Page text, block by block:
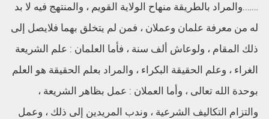
…….والمراد بالطريقة منهاح الولاية القويم ، والمنتهج فيه لا بد
له من معرفة علمان وعملان ، فمن لم يتخلق بهما فلايصل إلى
ذلك المقام ، ولوعاش ألف سنة ، فأما العلمان : علم الشريعة
الغراء ، وعلم الحقيقة البكراء ، والمراد بعلم الحقيقة هو العلم
بوحدة الله تعالى ، وأما العملان : عمل بظاهر الشريعة ،
والتزام التكاليف الشرعية ، وندب المريدين إلى ذلك ، وعمل